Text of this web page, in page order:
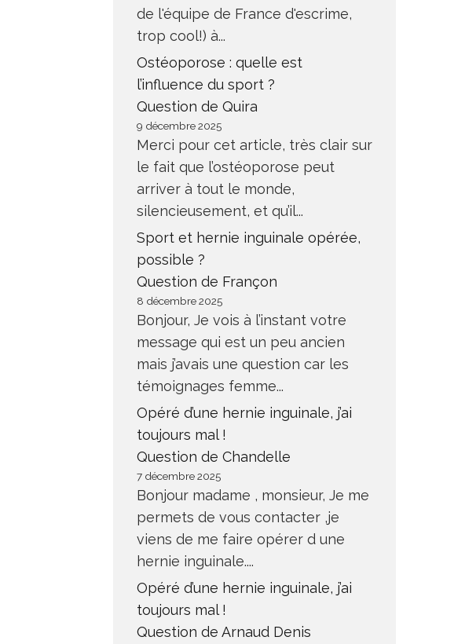
de l'équipe de France d'escrime,
trop cool!) à...
Ostéoporose : quelle est
l’influence du sport ?
Question de Quira
9 décembre 2025
Merci pour cet article, très clair sur
le fait que l’ostéoporose peut
arriver à tout le monde,
silencieusement, et qu’il...
Sport et hernie inguinale opérée,
possible ?
Question de Françon
8 décembre 2025
Bonjour, Je vois à l’instant votre
message qui est un peu ancien
mais j’avais une question car les
témoignages femme...
Opéré d’une hernie inguinale, j’ai
toujours mal !
Question de Chandelle
7 décembre 2025
Bonjour madame , monsieur, Je me
permets de vous contacter ,je
viens de me faire opérer d une
hernie inguinale....
Opéré d’une hernie inguinale, j’ai
toujours mal !
Question de Arnaud Denis